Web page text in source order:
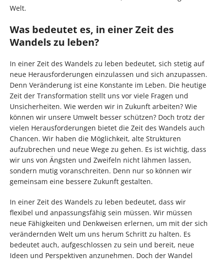
Welt.
Was bedeutet es, in einer Zeit des
Wandels zu leben?
In einer Zeit des Wandels zu leben bedeutet, sich stetig auf
neue Herausforderungen einzulassen und sich anzupassen.
Denn Veränderung ist eine Konstante im Leben. Die heutige
Zeit der Transformation stellt uns vor viele Fragen und
Unsicherheiten. Wie werden wir in Zukunft arbeiten? Wie
können wir unsere Umwelt besser schützen? Doch trotz der
vielen Herausforderungen bietet die Zeit des Wandels auch
Chancen. Wir haben die Möglichkeit, alte Strukturen
aufzubrechen und neue Wege zu gehen. Es ist wichtig, dass
wir uns von Ängsten und Zweifeln nicht lähmen lassen,
sondern mutig voranschreiten. Denn nur so können wir
gemeinsam eine bessere Zukunft gestalten.
In einer Zeit des Wandels zu leben bedeutet, dass wir
flexibel und anpassungsfähig sein müssen. Wir müssen
neue Fähigkeiten und Denkweisen erlernen, um mit der sich
verändernden Welt um uns herum Schritt zu halten. Es
bedeutet auch, aufgeschlossen zu sein und bereit, neue
Ideen und Perspektiven anzunehmen. Doch der Wandel